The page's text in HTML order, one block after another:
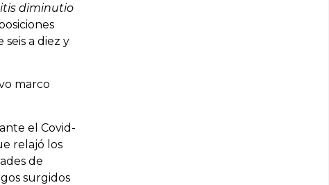
diminutio
a diez y
marco
el Covid-
relajó los
de
surgidos